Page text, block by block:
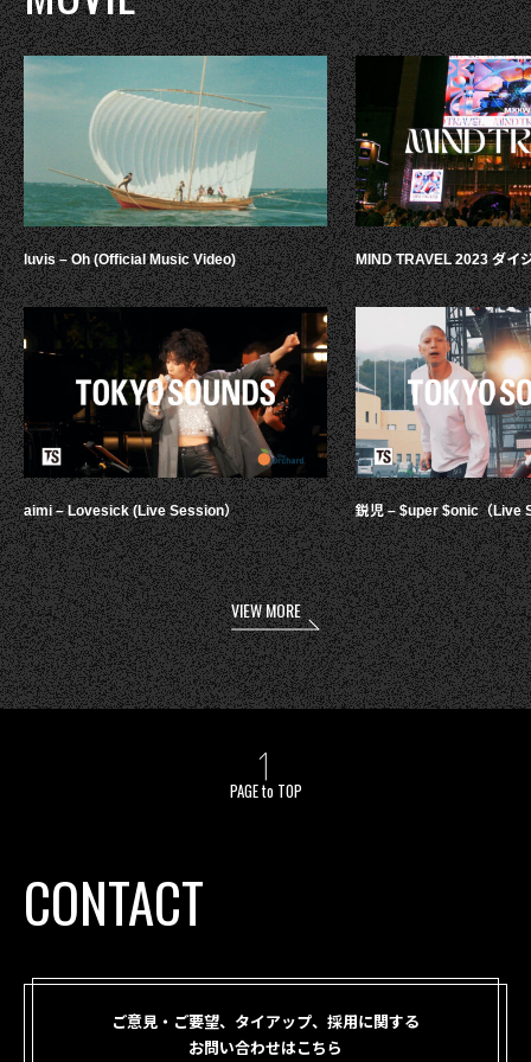
luvis – Oh (Official Music Video)
aimi – Lovesick (Live Session）
MIND TRAVEL 2023 ダイ
鋭児 – $uper $onic（Live
VIEW MORE
PAGE to TOP
CONTACT
ご意見・ご要望、タイアップ、採用に関する
お問い合わせはこちら